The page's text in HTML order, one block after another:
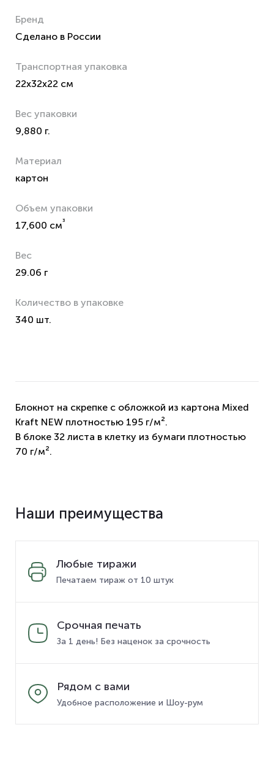
Бренд
Сделано в России
Транспортная упаковка
22x32x22 см
Вес упаковки
9,880 г.
Материал
картон
Объем упаковки
17,600 см³
Вес
29.06 г
Количество в упаковке
340 шт.
Блокнот на скрепке с обложкой из картона Mixed
Kraft NEW плотностью 195 г/м².
В блоке 32 листа в клетку из бумаги плотностью
70 г/м².
Наши преимущества
Любые тиражи
Печатаем тираж от 10 штук
Срочная печать
За 1 день! Без наценок за срочность
Рядом с вами
Удобное расположение и Шоу-рум